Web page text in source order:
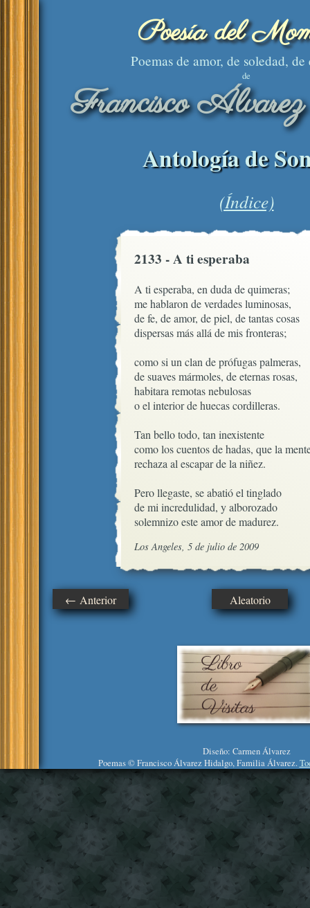
Poesía del
Poemas de amor, de soledad, de
de
Francisco
Antología de
(Índice)
2133 - A ti esperaba
A ti esperaba, en duda de quimeras;
me hablaron de verdades luminosas,
de fe, de amor, de piel, de tantas cosas
dispersas más allá de mis fronteras;
como si un clan de prófugas palmeras,
de suaves mármoles, de eternas rosas,
habitara remotas nebulosas
o el interior de huecas cordilleras.
Tan bello todo, tan inexistente
como los cuentos de hadas, que la
rechaza al escapar de la niñez.
Pero llegaste, se abatió el tinglado
de mi incredulidad, y alborozado
solemnizo este amor de madurez.
Los Angeles, 5 de julio de 2009
← Anterior Aleatorio
Diseño: Carmen Álvarez
Poemas © Francisco Álvarez Hidalgo, Familia Álvarez.